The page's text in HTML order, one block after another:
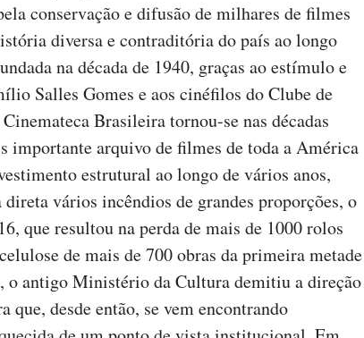
conservação e difusão de milhares de filmes
diversa e contraditória do país ao longo
na década de 1940, graças ao estímulo e
Salles Gomes e aos cinéfilos do Clube de
Brasileira tornou-se nas décadas
importante arquivo de filmes de toda a América
estrutural ao longo de vários anos,
vários incêndios de grandes proporções, o
que resultou na perda de mais de 1000 rolos
de mais de 700 obras da primeira metade
o antigo Ministério da Cultura demitiu a direção
que, desde então, se vem encontrando